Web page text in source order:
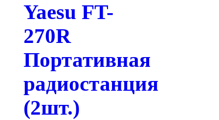
Yaesu FT-
270R
Портативная
радиостанция
(2шт.)